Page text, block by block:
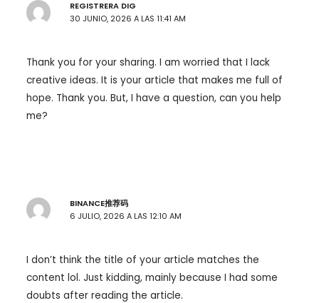
REGISTRERA DIG
30 JUNIO, 2026 A LAS 11:41 AM
Thank you for your sharing. I am worried that I lack
creative ideas. It is your article that makes me full of
hope. Thank you. But, I have a question, can you help
me?
BINANCE推荐码
6 JULIO, 2026 A LAS 12:10 AM
I don’t think the title of your article matches the
content lol. Just kidding, mainly because I had some
doubts after reading the article.